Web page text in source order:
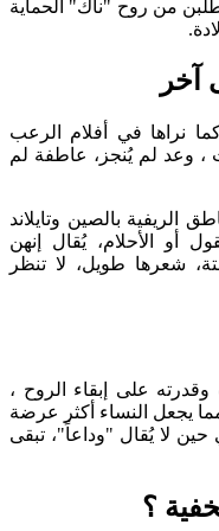
من روح "ناك" الحماية
آخر
نراها في أفلام الرعب
وعد لم يُنجز، عاطفة لم
بالصين وتايلاند
أو الأحلام، يُقال إنهن
شعرها طويل، لا تنظر
على إبقاء الروح ،
مما يجعل النساء أكثر عرضة
حين لا يُقال "وداعاً"، تبقى
؟